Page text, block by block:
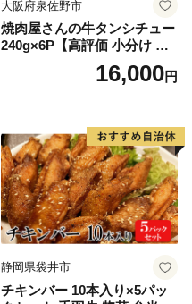
大阪府泉佐野市
焼肉屋さんの牛タンシチュー
240g×6P【高評価 小分け 惣
菜 牛たん 一人暮らし 冷凍】
16,000円
静岡県袋井市
チキンバー 10本入り×5パッ